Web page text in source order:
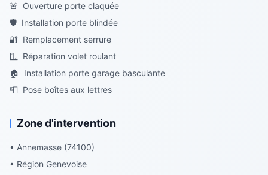
🚨 Ouverture porte claquée
🛡️ Installation porte blindée
🔐 Remplacement serrure
🪟 Réparation volet roulant
🏠
Installation porte garage basculante
📮 Pose boîtes aux lettres
Zone d'intervention
• Annemasse (74100)
• Région Genevoise